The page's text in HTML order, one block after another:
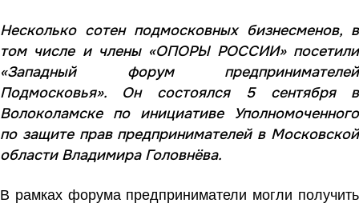
Несколько сотен подмосковных бизнесменов, в
том числе и члены «ОПОРЫ РОССИИ» посетили
«Западный форум предпринимателей
Подмосковья». Он состоялся 5 сентября в
Волоколамске по инициативе Уполномоченного
по защите прав предпринимателей в Московской
области Владимира Головнёва.
В рамках форума предприниматели могли получить